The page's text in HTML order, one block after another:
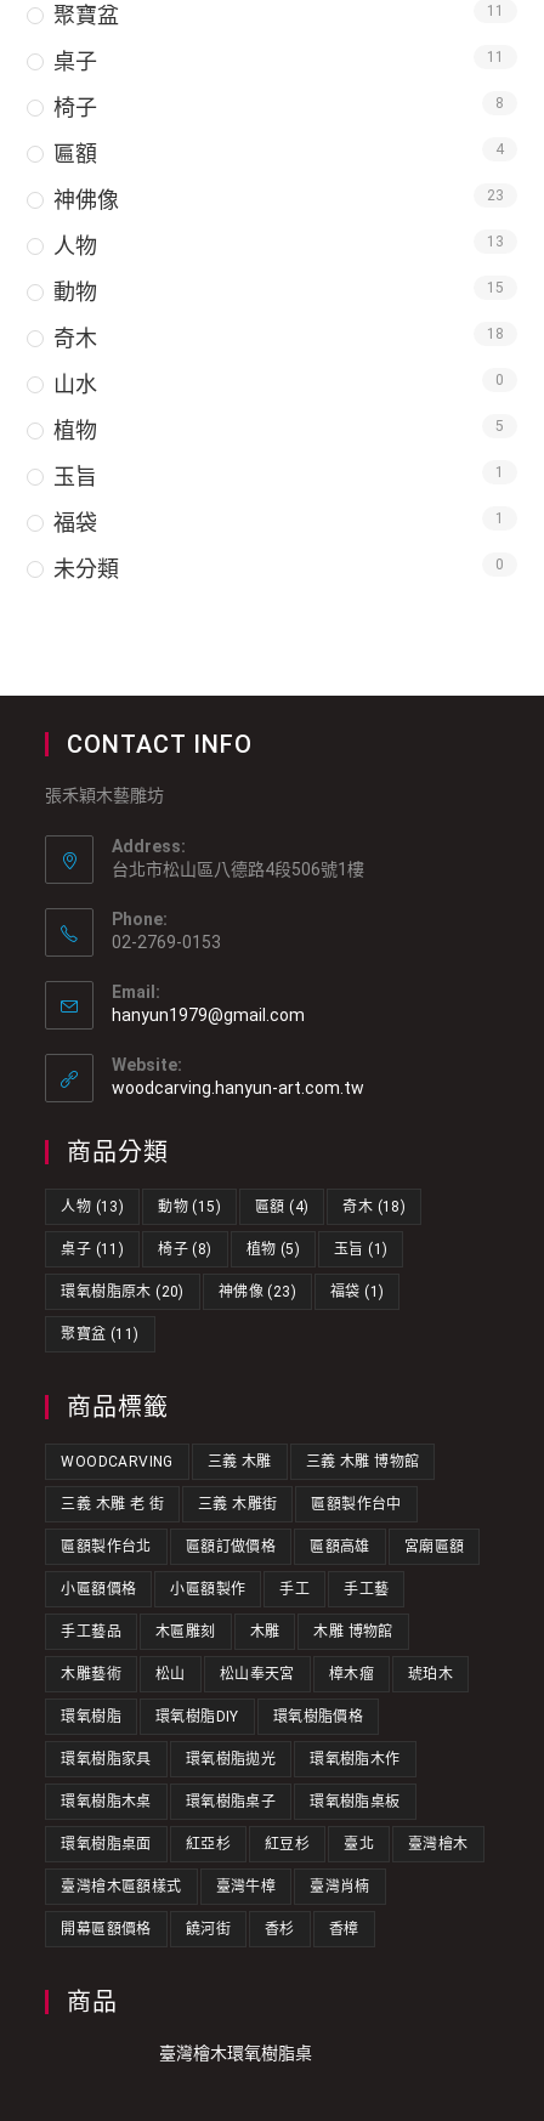
聚寶盆 11
桌子 11
椅子 8
匾額 4
神佛像 23
人物 13
動物 15
奇木 18
山水 0
植物 5
玉旨 1
福袋 1
未分類 0
CONTACT INFO
張禾穎木藝雕坊
Address:
台北市松山區八德路4段506號1樓
Phone:
02-2769-0153
Email:
hanyun1979@gmail.com
Website:
woodcarving.hanyun-art.com.tw
商品分類
人物 (13) 動物 (15) 匾額 (4) 奇木 (18)
桌子 (11) 椅子 (8) 植物 (5) 玉旨 (1)
環氧樹脂原木 (20) 神佛像 (23) 福袋 (1)
聚寶盆 (11)
商品標籤
WOODCARVING 三義 木雕 三義 木雕 博物館
三義 木雕 老 街 三義 木雕街 匾額製作台中
匾額製作台北 匾額訂做價格 匾額高雄 宮廟匾額
小匾額價格 小匾額製作 手工 手工藝
手工藝品 木匾雕刻 木雕 木雕 博物館
木雕藝術 松山 松山奉天宮 樟木瘤 琥珀木
環氧樹脂 環氧樹脂DIY 環氧樹脂價格
環氧樹脂家具 環氧樹脂拋光 環氧樹脂木作
環氧樹脂木桌 環氧樹脂桌子 環氧樹脂桌板
環氧樹脂桌面 紅亞杉 紅豆杉 臺北 臺灣檜木
臺灣檜木匾額樣式 臺灣牛樟 臺灣肖楠
開幕匾額價格 饒河街 香杉 香樟
商品
臺灣檜木環氧樹脂桌